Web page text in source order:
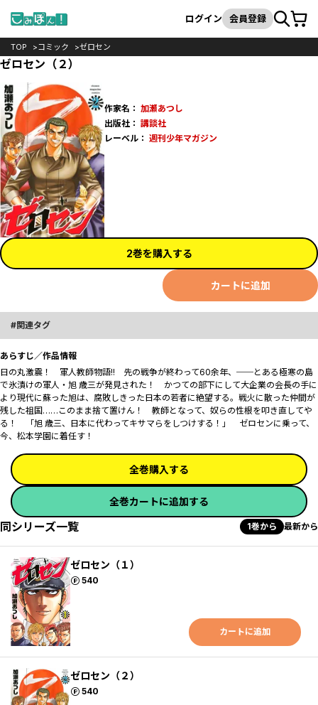
検索
ログイン 会員登録カート
TOP コミック ゼロセン
ゼロセン（２）
作家名： 加瀬あつし
出版社： 講談社
レーベル： 週刊少年マガジン
2巻を購入する
カートに追加
関連タグ
あらすじ／作品情報
日の丸激震！ 軍人教師物語!! 先の戦争が終わって60余年、──とある極寒の島
で氷漬けの軍人・旭 歳三が発見された！ かつての部下にして大企業の会長の手に
より現代に蘇った旭は、腐敗しきった日本の若者に絶望する。戦火に散った仲間が
残した祖国……このまま捨て置けん！ 教師となって、奴らの性根を叩き直してや
る！ 「旭 歳三、日本に代わってキサマらをしつけする！」 ゼロセンに乗って、
今、松本学園に着任す！
全巻購入する
全巻カートに追加する
同シリーズ一覧 1巻から 最新から
ゼロセン（１）
540
ポイント
カートに追加
ゼロセン（２）
540
ポイント